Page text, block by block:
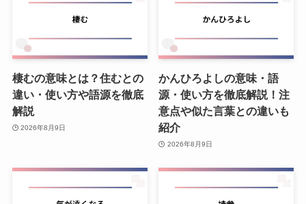
棲むの意味とは？住むとの
違い・使い方や語源を徹底
解説
2026年8月9日
かんひろよしの意味・語
源・使い方を徹底解説！注
意点や似た言葉との違いも
紹介
2026年8月9日